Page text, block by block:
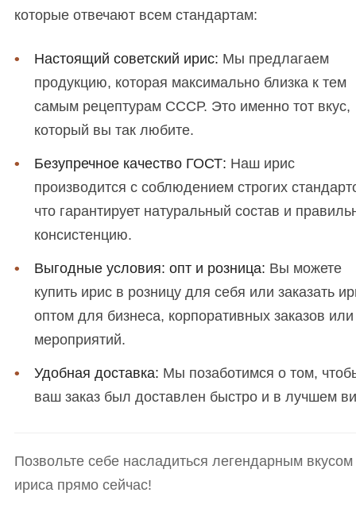
которые отвечают всем стандартам:
Настоящий советский ирис: Мы предлагаем
продукцию, которая максимально близка к тем
самым рецептурам СССР. Это именно тот вкус,
который вы так любите.
Безупречное качество ГОСТ: Наш ирис
производится с соблюдением строгих
что гарантирует натуральный состав и
консистенцию.
Выгодные условия: опт и розница: Вы можете
купить ирис в розницу для себя или заказать
оптом для бизнеса, корпоративных заказов или
мероприятий.
Удобная доставка: Мы позаботимся о том,
ваш заказ был доставлен быстро и в лучшем
Позвольте себе насладиться легендарным вкусом
ириса прямо сейчас!